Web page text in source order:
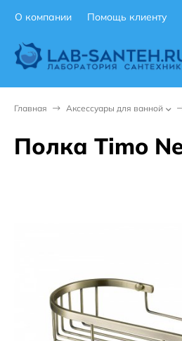
О компании Помощь клиенту
Главная Аксессуары для ванной
Полка Timo